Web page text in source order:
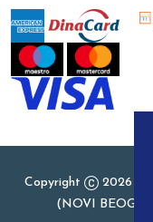
Copyright
2026
(NOVI